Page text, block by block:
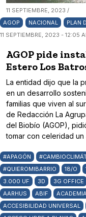
11 SEPTIEMBRE, 2023 /
AGOP
NACIONAL
PLAN
11 SEPTIEMBRE, 2023 - 12:05
AGOP pide
Estero Los
La entidad dijo que la
en un desarrollo
familias que viven al
de Redacción La
del Biobío (AGOP),
tomar con celeridad
#APAGÓN
#QUIEROMIBARRIO
18/O
3.000 UF
3D 3G OFFICE
AARHUS
ABIF
ACCESIBILIDAD UNIVERSAL